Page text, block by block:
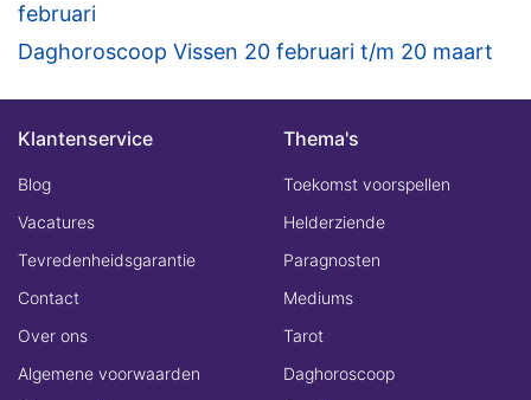
februari
Daghoroscoop Vissen 20 februari t/m 20 maart
Klantenservice
Blog
Vacatures
Tevredenheidsgarantie
Contact
Over ons
Algemene voorwaarden
Thema's
Toekomst voorspellen
Helderziende
Paragnosten
Mediums
Tarot
Daghoroscoop